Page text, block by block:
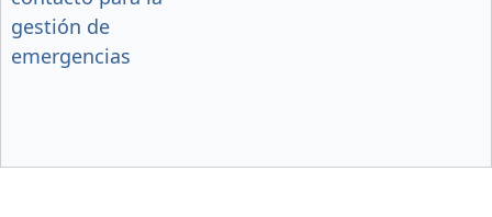
gestión de
emergencias